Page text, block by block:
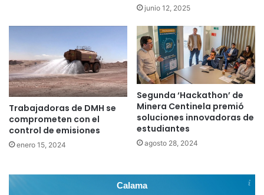
junio 12, 2025
Trabajadoras de DMH se
comprometen con el
control de emisiones
enero 15, 2024
Segunda ‘Hackathon’ de
Minera Centinela premió
soluciones innovadoras de
estudiantes
agosto 28, 2024
Calama